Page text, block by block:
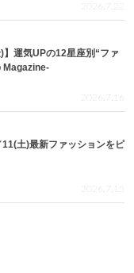
2026.7.22
】運気UPの12星座別“ファ
Magazine-
2026.7.16
11(土)最新ファッションをピ
2026.7.15